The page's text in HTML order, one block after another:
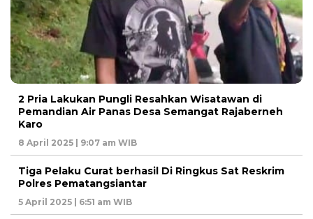
2 Pria Lakukan Pungli Resahkan Wisatawan di
Pemandian Air Panas Desa Semangat Rajaberneh
Karo
8 April 2025 | 9:07 am WIB
Tiga Pelaku Curat berhasil Di Ringkus Sat Reskrim
Polres Pematangsiantar
5 April 2025 | 6:51 am WIB